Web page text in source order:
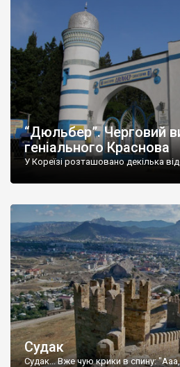
“Дюльбер”. Черговий
геніального Краснова
У Кореїзі розташовано декілька
Судак
Судак... Вже чую крики в спину: